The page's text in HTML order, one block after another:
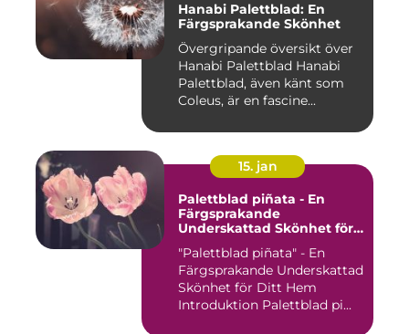
Hanabi Palettblad: En
Färgsprakande Skönhet
Övergripande översikt över
Hanabi Palettblad Hanabi
Palettblad, även känt som
Coleus, är en fascine...
15. jan
Palettblad piñata - En
Färgsprakande
Underskattad Skönhet för
"Palettblad piñata" - En
Färgsprakande Underskattad
Skönhet för Ditt Hem
Introduktion Palettblad pi...